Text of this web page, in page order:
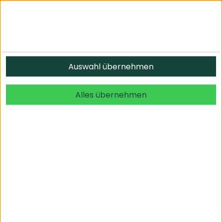
Der Anbieter wurde nicht gefunden
Auswahl übernehmen
Alles übernehmen